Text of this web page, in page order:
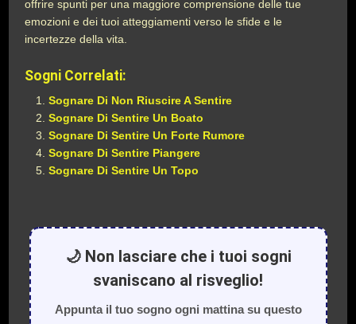
offrire spunti per una maggiore comprensione delle tue
emozioni e dei tuoi atteggiamenti verso le sfide e le
incertezze della vita.
Sogni Correlati:
Sognare Di Non Riuscire A Sentire
Sognare Di Sentire Un Boato
Sognare Di Sentire Un Forte Rumore
Sognare Di Sentire Piangere
Sognare Di Sentire Un Topo
🌙 Non lasciare che i tuoi sogni
svaniscano al risveglio!
Appunta il tuo sogno ogni mattina su questo